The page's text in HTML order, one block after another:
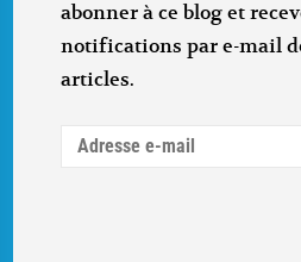
abonner à ce blog et
notifications par e-mail
articles.
Adresse